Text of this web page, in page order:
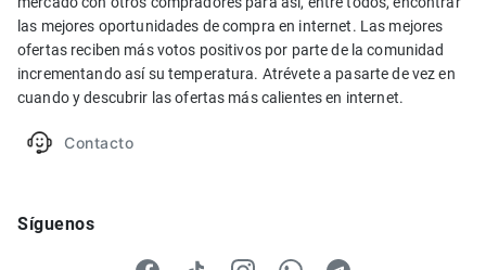
las mejores oportunidades de compra en internet. Las mejores
ofertas reciben más votos positivos por parte de la comunidad
incrementando así su temperatura. Atrévete a pasarte de vez en
cuando y descubrir las ofertas más calientes en internet.
Contacto
Síguenos